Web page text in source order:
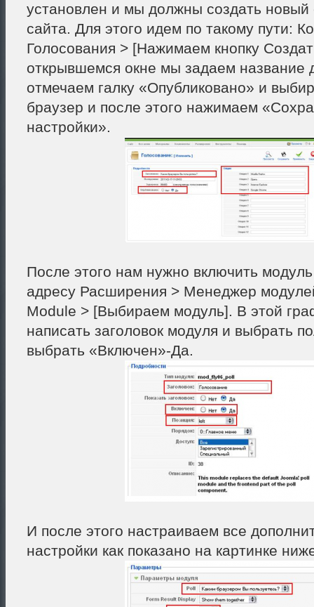
установлен и мы должны создать новый
сайта. Для этого идем по такому пути:
Голосования > [Нажимаем кнопку
открывшемся окне мы задаем название
отмечаем галку «Опубликовано» и
браузер и после этого нажимаем
настройки».
После этого нам нужно включить
адресу Расширения > Менеджер
Module > [Выбираем модуль]. В этой
написать заголовок модуля и выбрать
выбрать «Включен»-Да.
И после этого настраиваем все
настройки как показано на картинке